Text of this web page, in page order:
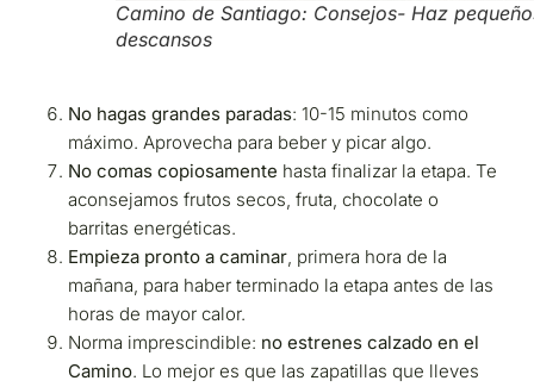
Camino de Santiago: Consejos- Haz
descansos
No hagas grandes paradas: 10-15 minutos como
máximo. Aprovecha para beber y picar algo.
No comas copiosamente hasta finalizar la etapa. Te
aconsejamos frutos secos, fruta, chocolate o
barritas energéticas.
Empieza pronto a caminar, primera hora de la
mañana, para haber terminado la etapa antes de las
horas de mayor calor.
Norma imprescindible: no estrenes calzado en el
Camino. Lo mejor es que las zapatillas que lleves